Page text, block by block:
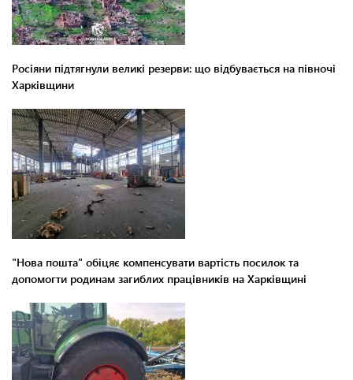
Росіяни підтягнули великі резерви: що відбувається на півночі
Харківщини
"Нова пошта" обіцяє компенсувати вартість посилок та
допомогти родинам загиблих працівників на Харківщині